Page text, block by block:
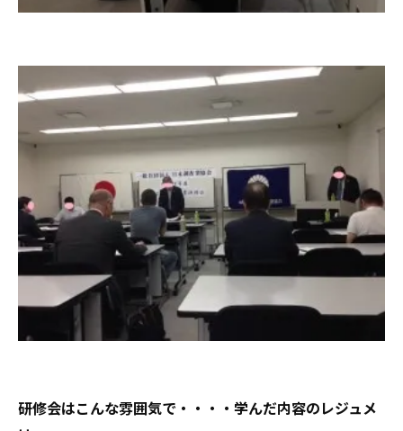
研修会はこんな雰囲気で・・・・学んだ内容のレジュメ